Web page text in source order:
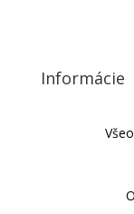
Informácie